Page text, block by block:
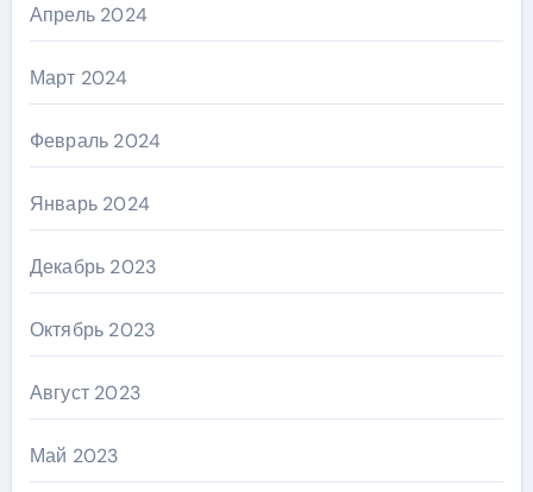
Апрель 2024
Март 2024
Февраль 2024
Январь 2024
Декабрь 2023
Октябрь 2023
Август 2023
Май 2023